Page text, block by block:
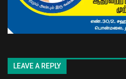
LEAVE A REPLY